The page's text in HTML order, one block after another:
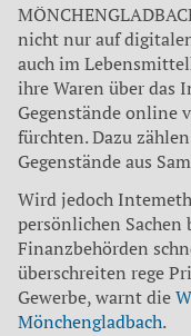
nicht nur auf
auch im
ihre Waren über das
Gegenstände online
fürchten. Dazu
Gegenstände aus
Wird jedoch
persönlichen
Finanzbehörden
überschreiten rege
Gewer­be, warnt die
Mönchengladbach.